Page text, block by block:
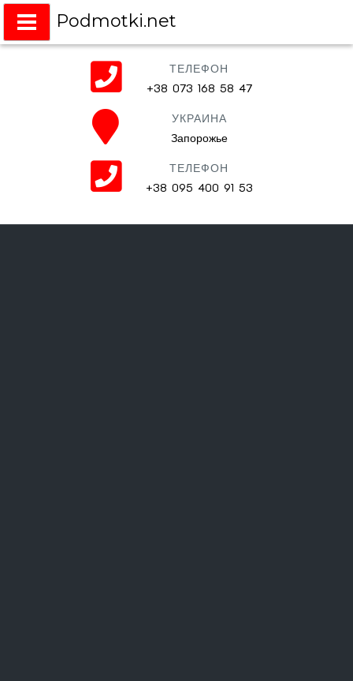
Podmotki.net
Подмотки на любое авто
ТЕЛЕФОН
+38 073 168 58 47
УКРАИНА
Запорожье
ТЕЛЕФОН
+38 095 400 91 53